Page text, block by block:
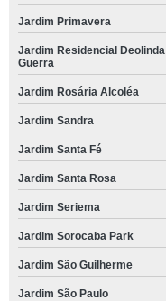
Jardim Primavera
Jardim Residencial Deolinda
Guerra
Jardim Rosária Alcoléa
Jardim Sandra
Jardim Santa Fé
Jardim Santa Rosa
Jardim Seriema
Jardim Sorocaba Park
Jardim São Guilherme
Jardim São Paulo